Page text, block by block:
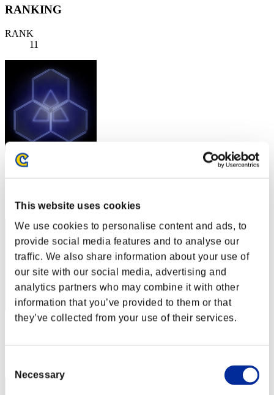
This website uses cookies
We use cookies to personalise content and ads, to
provide social media features and to analyse our
traffic. We also share information about your use of
our site with our social media, advertising and
analytics partners who may combine it with other
information that you’ve provided to them or that
they’ve collected from your use of their services.
Selection
Necessary
RANKING
RANK
11
スコア: -
12